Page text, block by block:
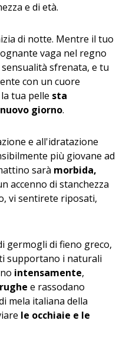
e di età.
di notte. Mentre il tuo
vaga nel regno
sfrenata, e tu
con un cuore
tua pelle sta
giorno.
e all'idratazione
più giovane ad
sarà morbida,
accenno di stanchezza
vi sentirete riposati,
germogli di fieno greco,
supportano i naturali
intensamente,
e rassodano
mela italiana della
le occhiaie e le